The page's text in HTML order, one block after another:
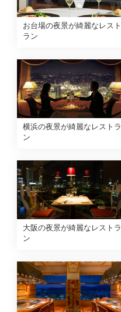
お台場の夜景が綺麗なレスト
ラン
横浜の夜景が綺麗なレストラ
ン
大阪の夜景が綺麗なレストラ
ン